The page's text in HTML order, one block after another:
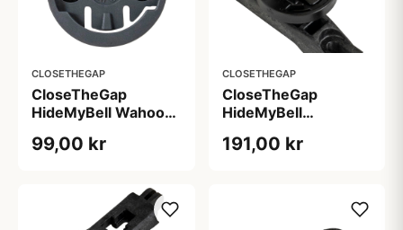
CLOSETHEGAP
CloseTheGap
HideMyBell Wahoo
99,00 kr
CLOSETHEGAP
CloseTheGap
HideMyBell
style + uni lamp set
191,00 kr